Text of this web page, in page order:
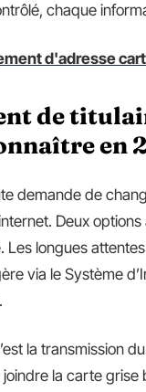
chaque
d'adresse
de
en
demande de
Deux
Les longues
via le Système
la transmission
la carte